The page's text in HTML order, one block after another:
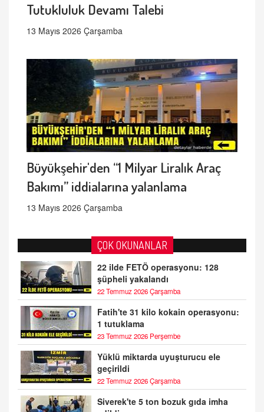
Tutukluluk Devamı Talebi
13 Mayıs 2026 Çarşamba
Büyükşehir'den “1 Milyar Liralık Araç
Bakımı” iddialarına yalanlama
13 Mayıs 2026 Çarşamba
ÇOK OKUNANLAR
22 ilde FETÖ operasyonu: 128
şüpheli yakalandı
22 Temmuz 2026 Çarşamba
Fatih'te 31 kilo kokain operasyonu:
1 tutuklama
23 Temmuz 2026 Perşembe
Yüklü miktarda uyuşturucu ele
geçirildi
22 Temmuz 2026 Çarşamba
Siverek'te 5 ton bozuk gıda imha